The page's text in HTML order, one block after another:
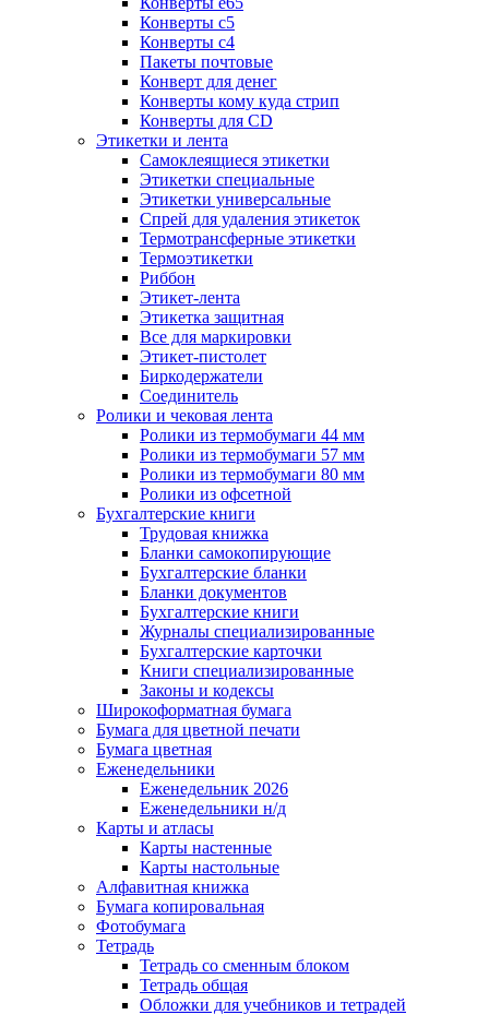
Конверты с5
Конверты с4
Пакеты почтовые
Конверт для денег
Конверты кому куда стрип
Конверты для CD
Этикетки и лента
Самоклеящиеся этикетки
Этикетки специальные
Этикетки универсальные
Спрей для удаления этикеток
Термотрансферные этикетки
Термоэтикетки
Риббон
Этикет-лента
Этикетка защитная
Все для маркировки
Этикет-пистолет
Биркодержатели
Соединитель
Ролики и чековая лента
Ролики из термобумаги 44 мм
Ролики из термобумаги 57 мм
Ролики из термобумаги 80 мм
Ролики из офсетной
Бухгалтерские книги
Трудовая книжка
Бланки самокопирующие
Бухгалтерские бланки
Бланки документов
Бухгалтерские книги
Журналы специализированные
Бухгалтерские карточки
Книги специализированные
Законы и кодексы
Широкоформатная бумага
Бумага для цветной печати
Бумага цветная
Еженедельники
Еженедельник 2026
Еженедельники н/д
Карты и атласы
Карты настенные
Карты настольные
Алфавитная книжка
Бумага копировальная
Фотобумага
Тетрадь
Тетрадь со сменным блоком
Тетрадь общая
Обложки для учебников и тетрадей